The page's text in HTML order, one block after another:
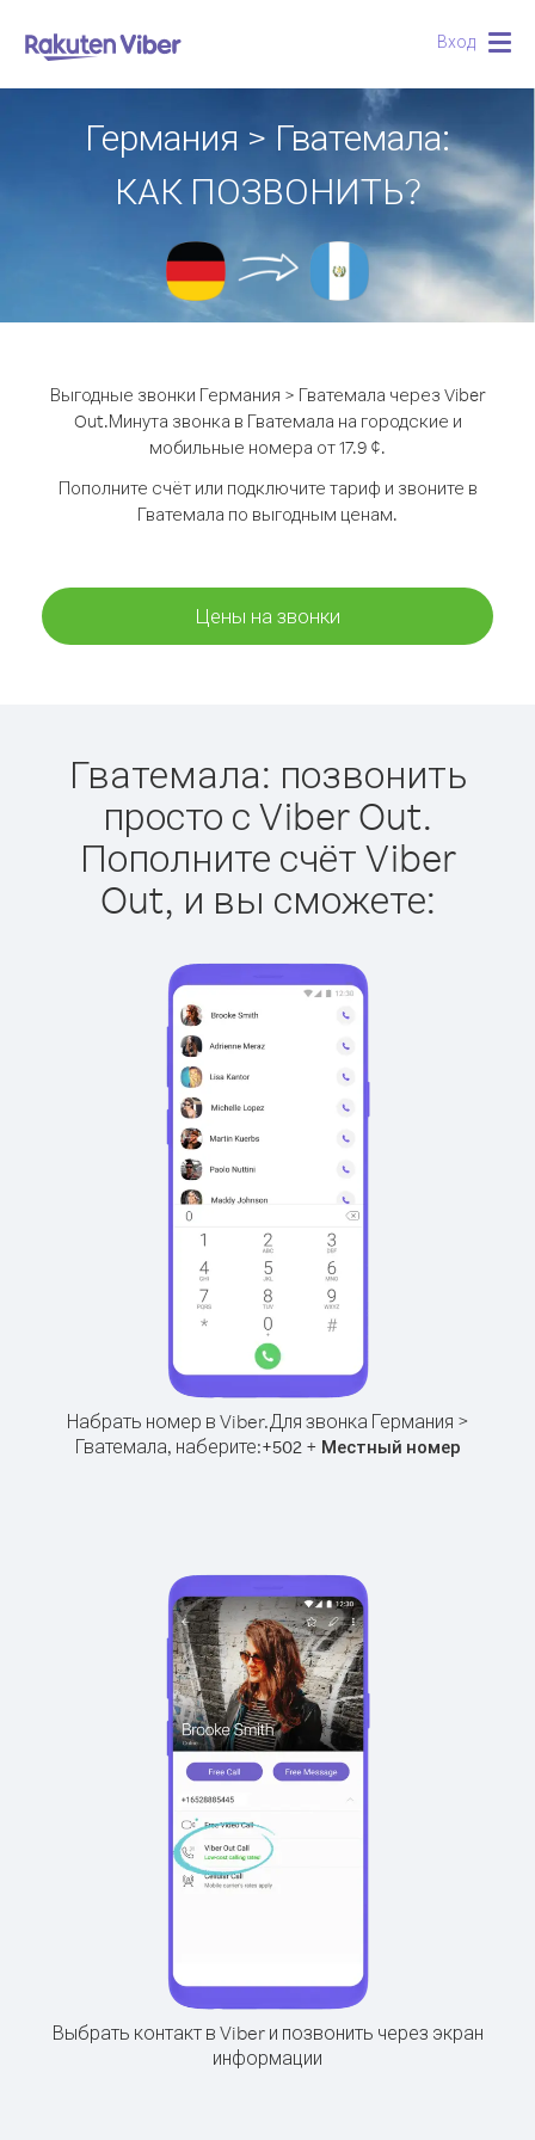
Вход
Германия > Гватемала:
КАК ПОЗВОНИТЬ?
Выгодные звонки Германия > Гватемала через Viber
Out.Минута звонка в Гватемала на городские и
мобильные номера от 17.9 ¢.
Пополните счёт или подключите тариф и звоните в
Гватемала по выгодным ценам.
Цены на звонки
Гватемала: позвонить
просто с Viber Out.
Пополните счёт Viber
Out, и вы сможете:
Набрать номер в Viber.Для звонка Германия >
Гватемала, наберите:+502+ Местный номер
Выбрать контакт в Viber и позвонить через экран
информации